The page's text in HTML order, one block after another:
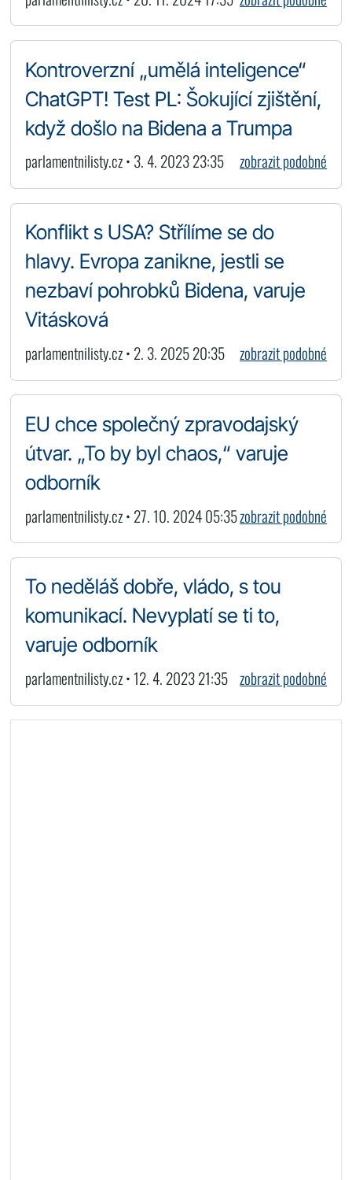
Kontroverzní „umělá inteligence“
ChatGPT! Test PL: Šokující zjištění,
když došlo na Bidena a Trumpa
parlamentnilisty.cz • 3. 4. 2023 23:35 zobrazit podobné
Konflikt s USA? Střílíme se do
hlavy. Evropa zanikne, jestli se
nezbaví pohrobků Bidena, varuje
Vitásková
parlamentnilisty.cz • 2. 3. 2025 20:35 zobrazit podobné
EU chce společný zpravodajský
útvar. „To by byl chaos,“ varuje
odborník
parlamentnilisty.cz • 27. 10. 2024 05:35zobrazit podobné
To neděláš dobře, vládo, s tou
komunikací. Nevyplatí se ti to,
varuje odborník
parlamentnilisty.cz • 12. 4. 2023 21:35 zobrazit podobné